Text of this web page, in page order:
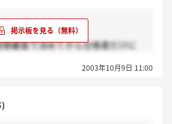
験を受けますか？
審査で決めてから合格者だけに
しそろそろ連絡があっても2003年10月9日 11:00